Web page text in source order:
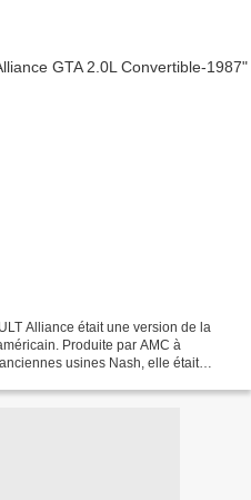
Alliance était une version de la
Produite par AMC à
usines Nash, elle était